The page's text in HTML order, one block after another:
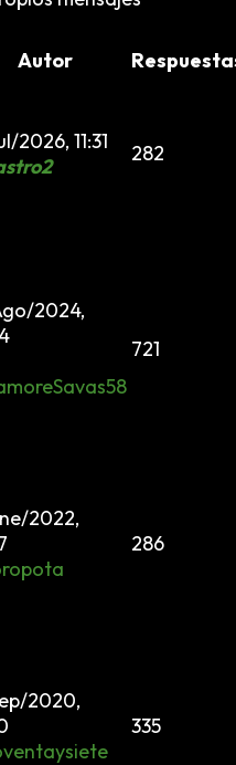
Autor
2026, 11:31
282
2024,
721
2022,
286
2020,
335